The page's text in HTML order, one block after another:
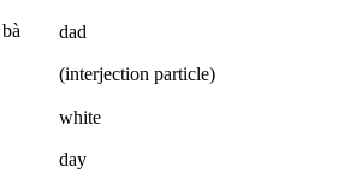
dad
(interjection particle)
white
day